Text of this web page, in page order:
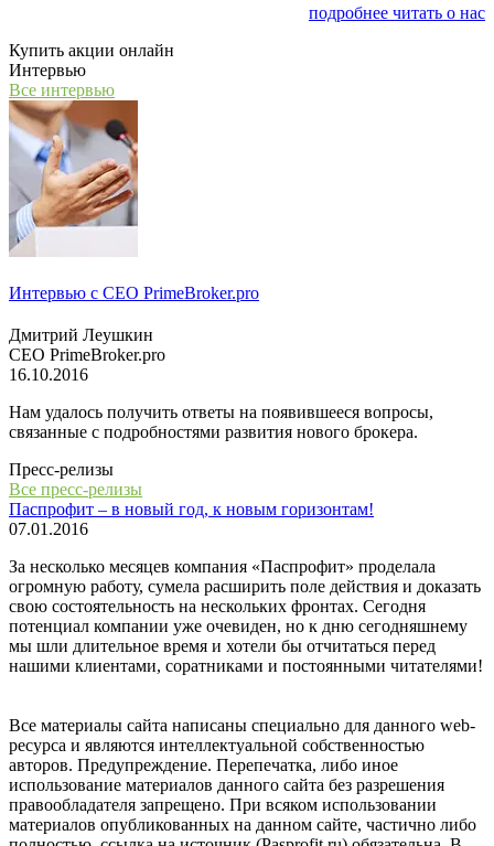
подробнее читать о нас
Купить акции онлайн
Интервью
Все интервью
Интервью с СЕО PrimeBroker.pro
Дмитрий Леушкин
СЕО PrimeBroker.pro
16.10.2016
Нам удалось получить ответы на появившееся вопросы,
связанные с подробностями развития нового брокера.
Пресс-релизы
Все пресс-релизы
Паспрофит – в новый год, к новым горизонтам!
07.01.2016
За несколько месяцев компания «Паспрофит» проделала
огромную работу, сумела расширить поле действия и доказать
свою состоятельность на нескольких фронтах. Сегодня
потенциал компании уже очевиден, но к дню сегодняшнему
мы шли длительное время и хотели бы отчитаться перед
нашими клиентами, соратниками и постоянными читателями!
Все материалы сайта написаны специально для данного web-
ресурса и являются интеллектуальной собственностью
авторов. Предупреждение. Перепечатка, либо иное
использование материалов данного сайта без разрешения
правообладателя запрещено. При всяком использовании
материалов опубликованных на данном сайте, частично либо